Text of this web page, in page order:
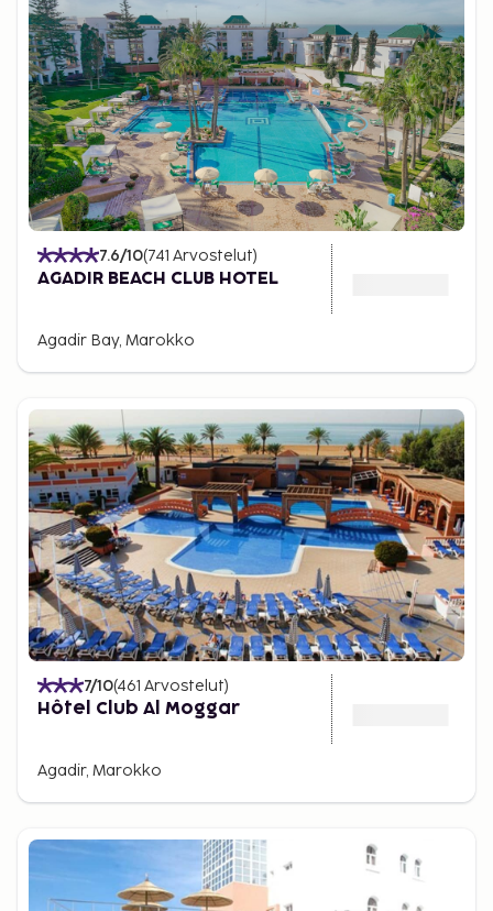
7.6/10(741 Arvostelut)
AGADIR BEACH CLUB HOTEL
Agadir Bay, Marokko
7/10(461 Arvostelut)
Hôtel Club Al Moggar
Agadir, Marokko